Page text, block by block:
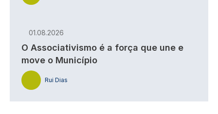
01.08.2026
O Associativismo é a força que une e
move o Município
Rui Dias